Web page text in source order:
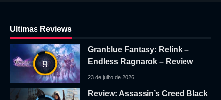
Ultimas Reviews
9
Granblue Fantasy: Relink –
Endless Ragnarok – Review
23 de julho de 2026
Review: Assassin’s Creed Black